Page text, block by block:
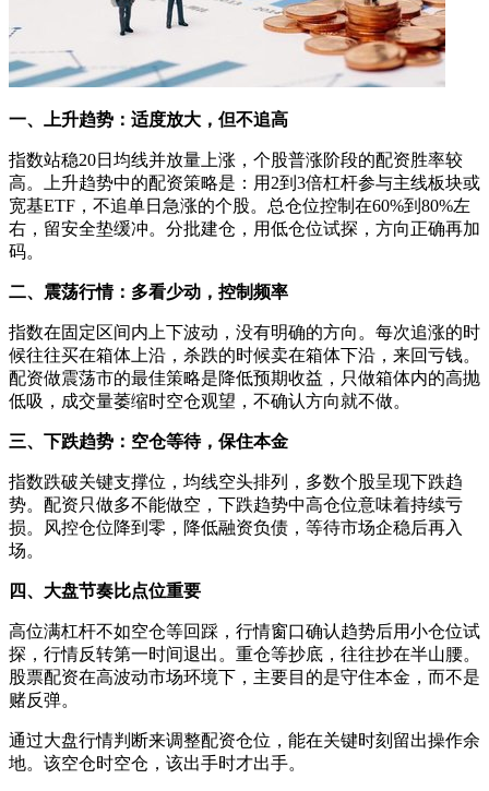
一、上升趋势：适度放大，但不追高
指数站稳20日均线并放量上涨，个股普涨阶段的配资胜率较
高。上升趋势中的配资策略是：用2到3倍杠杆参与主线板块或
宽基ETF，不追单日急涨的个股。总仓位控制在60%到80%左
右，留安全垫缓冲。分批建仓，用低仓位试探，方向正确再加
码。
二、震荡行情：多看少动，控制频率
指数在固定区间内上下波动，没有明确的方向。每次追涨的时
候往往买在箱体上沿，杀跌的时候卖在箱体下沿，来回亏钱。
配资做震荡市的最佳策略是降低预期收益，只做箱体内的高抛
低吸，成交量萎缩时空仓观望，不确认方向就不做。
三、下跌趋势：空仓等待，保住本金
指数跌破关键支撑位，均线空头排列，多数个股呈现下跌趋
势。配资只做多不能做空，下跌趋势中高仓位意味着持续亏
损。风控仓位降到零，降低融资负债，等待市场企稳后再入
场。
四、大盘节奏比点位重要
高位满杠杆不如空仓等回踩，行情窗口确认趋势后用小仓位试
探，行情反转第一时间退出。重仓等抄底，往往抄在半山腰。
股票配资在高波动市场环境下，主要目的是守住本金，而不是
赌反弹。
通过大盘行情判断来调整配资仓位，能在关键时刻留出操作余
地。该空仓时空仓，该出手时才出手。